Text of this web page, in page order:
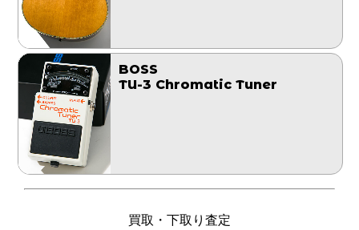
BOSS
TU-3 Chromatic Tuner
買取・下取り査定